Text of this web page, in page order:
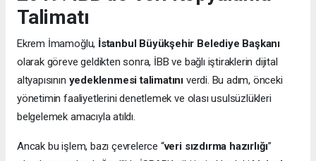
Talimatı
Ekrem İmamoğlu, İstanbul Büyükşehir Belediye Başkanı
olarak göreve geldikten sonra, İBB ve bağlı iştiraklerin dijital
altyapısının yedeklenmesi talimatını verdi. Bu adım, önceki
yönetimin faaliyetlerini denetlemek ve olası usulsüzlükleri
belgelemek amacıyla atıldı.
Ancak bu işlem, bazı çevrelerce “veri sızdırma hazırlığı”